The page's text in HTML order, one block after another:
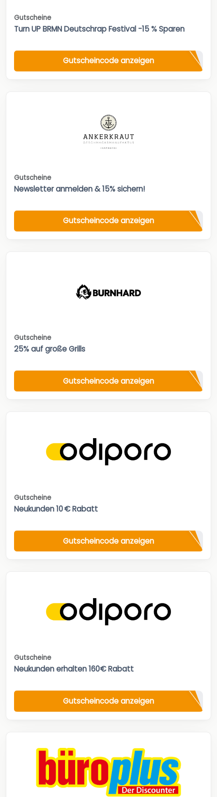
Gutscheine
Turn UP BRMN Deutschrap Festival -15 % Sparen
Gutscheincode anzeigen
Gutscheine
Newsletter anmelden & 15% sichern!
Gutscheincode anzeigen
Gutscheine
25% auf große Grills
Gutscheincode anzeigen
Gutscheine
Neukunden 10 € Rabatt
Gutscheincode anzeigen
Gutscheine
Neukunden erhalten 160€ Rabatt
Gutscheincode anzeigen